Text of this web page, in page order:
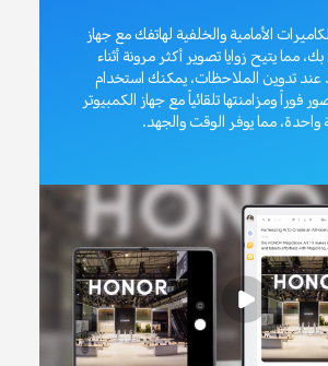
الأمامية والخلفية لهاتفك مع جهاز
مما يتيح زوايا تصوير أكثر مرونة أثناء
عند تدوين الملاحظات، يمكنك استخدام
فوراً ومزامنتها تلقائياً مع جهاز الكمبيوتر
مما يوفر الوقت والجهد.